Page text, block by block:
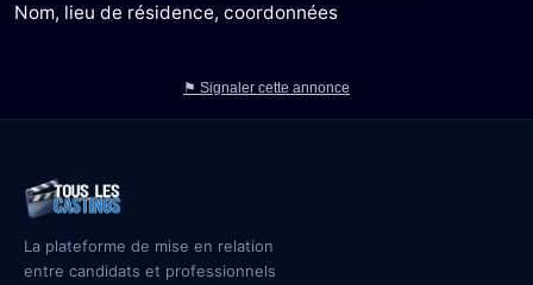
Nom, lieu de résidence, coordonnées
⚑ Signaler cette annonce
La plateforme de mise en relation
entre candidats et professionnels